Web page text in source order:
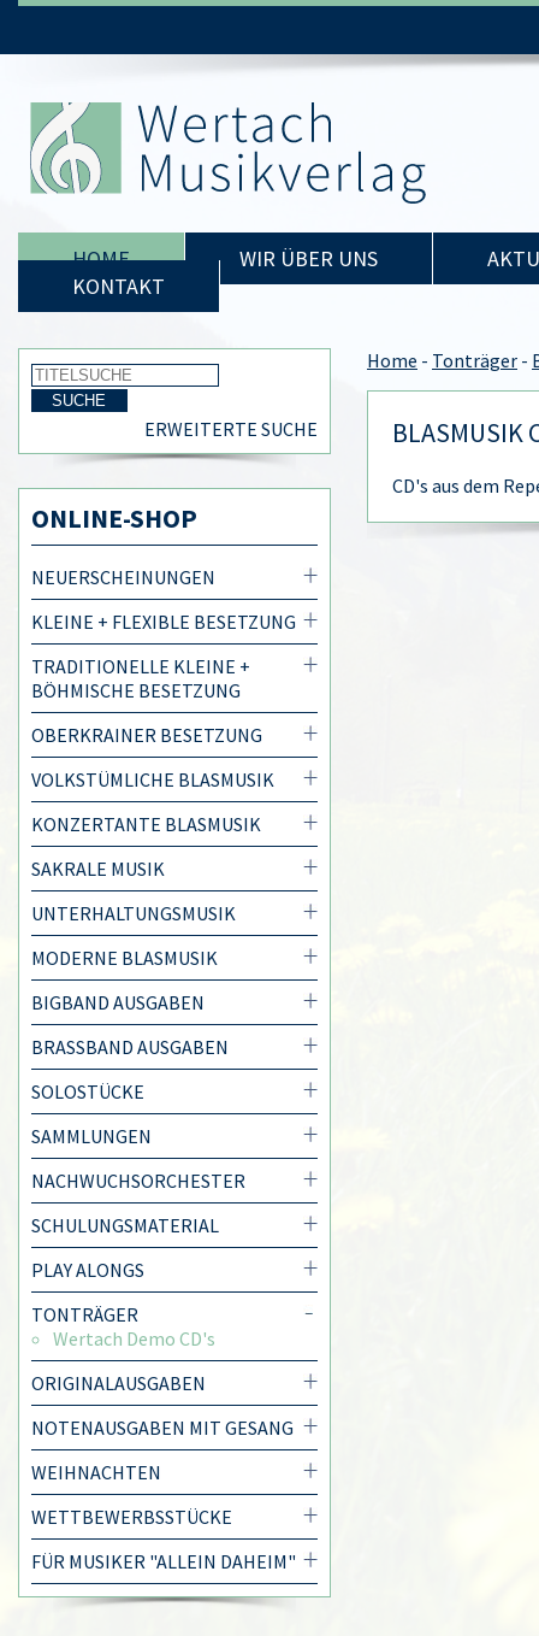
HOME WIR ÜBER UNS
KONTAKT
ERWEITERTE SUCHE
ONLINE-SHOP
NEUERSCHEINUNGEN
KLEINE + FLEXIBLE BESETZUNG
TRADITIONELLE KLEINE +
BÖHMISCHE BESETZUNG
OBERKRAINER BESETZUNG
VOLKSTÜMLICHE BLASMUSIK
KONZERTANTE BLASMUSIK
SAKRALE MUSIK
UNTERHALTUNGSMUSIK
MODERNE BLASMUSIK
BIGBAND AUSGABEN
BRASSBAND AUSGABEN
SOLOSTÜCKE
SAMMLUNGEN
NACHWUCHSORCHESTER
SCHULUNGSMATERIAL
PLAY ALONGS
TONTRÄGER
Wertach Demo CD's
ORIGINALAUSGABEN
NOTENAUSGABEN MIT GESANG
WEIHNACHTEN
WETTBEWERBSSTÜCKE
FÜR MUSIKER "ALLEIN DAHEIM"
Home - Tonträger -
BLASMUSIK
CD's aus dem